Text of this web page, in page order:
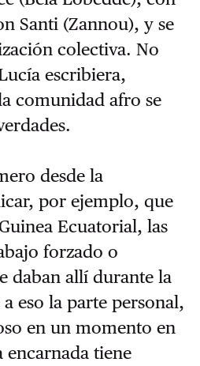
Santi (Zannou), y se
colectiva. No
escribiera,
comunidad afro se
desde la
por ejemplo, que
Ecuatorial, las
forzado o
daban allí durante la
eso la parte personal,
en un momento en
encarnada tiene